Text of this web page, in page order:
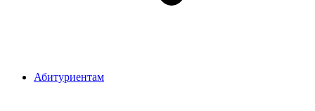
Абитуриентам